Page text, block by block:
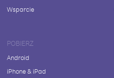
Wsparcie
POBIERZ
Android
iPhone & iPad